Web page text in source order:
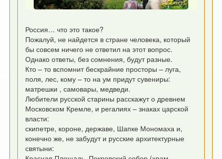
Россия… что это такое?
Пожалуй, не найдется в стране человека, который
бы совсем ничего не ответил на этот вопрос.
Однако ответы, без сомнения, будут разные.
Кто – то вспомнит бескрайние просторы – луга,
поля, лес, кому – то на ум придут сувениры:
матрешки , самовары, медведи.
Любители русской старины расскажут о древнем
Московском Кремле, и регалиях – знаках царской
власти:
скипетре, короне, державе, Шапке Мономаха и,
конечно же, не забудут и русские архитектурные
святыни: